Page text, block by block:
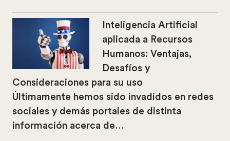
Inteligencia Artificial
aplicada a Recursos
Humanos: Ventajas,
Desafíos y
Consideraciones para su uso
Últimamente hemos sido invadidos en redes
sociales y demás portales de distinta
información acerca de…